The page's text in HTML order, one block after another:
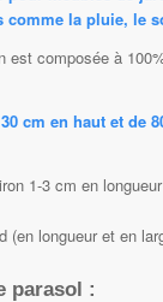
la pluie, le
est composée à
cm en haut et de
1-3 cm en
longueur et en
parasol :